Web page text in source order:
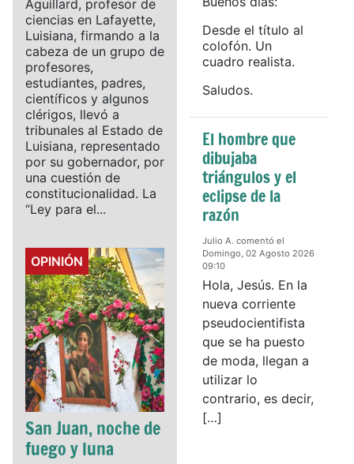
Aguillard, profesor de
ciencias en Lafayette,
Luisiana, firmando a la
cabeza de un grupo de
profesores,
estudiantes, padres,
científicos y algunos
clérigos, llevó a
tribunales al Estado de
Luisiana, representado
por su gobernador, por
una cuestión de
constitucionalidad. La
“Ley para el...
Details
OPINIÓN
San Juan, noche de
fuego y luna
Desde el título al
colofón. Un
cuadro realista.
Saludos.
El hombre que
dibujaba
triángulos y el
eclipse de la
razón
Julio A. comentó el
Domingo, 02 Agosto 2026
09:10
Hola, Jesús. En la
nueva corriente
pseudocientifista
que se ha puesto
de moda, llegan a
utilizar lo
contrario, es decir,
[…]